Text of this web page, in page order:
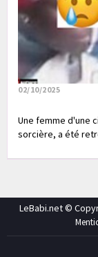
02/10/2025
Une femme d'une
sorcière, a été
LeBabi.net ©